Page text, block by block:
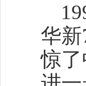
华
惊